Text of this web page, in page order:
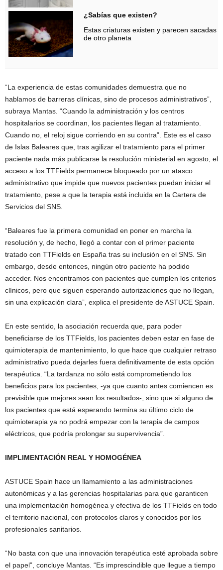
¿Sabías que existen?
Estas criaturas existen y parecen sacadas
de otro planeta
“La experiencia de estas comunidades demuestra que no
hablamos de barreras clínicas, sino de procesos administrativos”,
subraya Mantas. “Cuando la administración y los centros
hospitalarios se coordinan, los pacientes llegan al tratamiento.
Cuando no, el reloj sigue corriendo en su contra”. Este es el caso
de Islas Baleares que, tras agilizar el tratamiento para el primer
paciente nada más publicarse la resolución ministerial en agosto, el
acceso a los TTFields permanece bloqueado por un atasco
administrativo que impide que nuevos pacientes puedan iniciar el
tratamiento, pese a que la terapia está incluida en la Cartera de
Servicios del SNS.
“Baleares fue la primera comunidad en poner en marcha la
resolución y, de hecho, llegó a contar con el primer paciente
tratado con TTFields en España tras su inclusión en el SNS. Sin
embargo, desde entonces, ningún otro paciente ha podido
acceder. Nos encontramos con pacientes que cumplen los criterios
clínicos, pero que siguen esperando autorizaciones que no llegan,
sin una explicación clara”, explica el presidente de ASTUCE Spain.
En este sentido, la asociación recuerda que, para poder
beneficiarse de los TTFields, los pacientes deben estar en fase de
quimioterapia de mantenimiento, lo que hace que cualquier retraso
administrativo pueda dejarles fuera definitivamente de esta opción
terapéutica. “La tardanza no sólo está comprometiendo los
beneficios para los pacientes, -ya que cuanto antes comiencen es
previsible que mejores sean los resultados-, sino que si alguno de
los pacientes que está esperando termina su último ciclo de
quimioterapia ya no podrá empezar con la terapia de campos
eléctricos, que podría prolongar su supervivencia”.
IMPLIMENTACIÓN REAL Y HOMOGÉNEA
ASTUCE Spain hace un llamamiento a las administraciones
autonómicas y a las gerencias hospitalarias para que garanticen
una implementación homogénea y efectiva de los TTFields en todo
el territorio nacional, con protocolos claros y conocidos por los
profesionales sanitarios.
“No basta con que una innovación terapéutica esté aprobada sobre
el papel”, concluye Mantas. “Es imprescindible que llegue a tiempo